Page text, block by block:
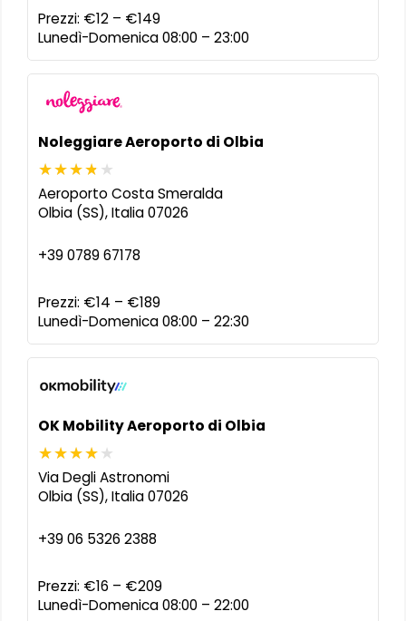
Prezzi: €12 – €149
Lunedì-Domenica 08:00 – 23:00
Noleggiare Aeroporto di Olbia
Aeroporto Costa Smeralda
Olbia (SS),Italia 07026
+39 0789 67178
Prezzi: €14 – €189
Lunedì-Domenica 08:00 – 22:30
OK Mobility Aeroporto di Olbia
Via Degli Astronomi
Olbia (SS),Italia 07026
+39 06 5326 2388
Prezzi: €16 – €209
Lunedì-Domenica 08:00 – 22:00